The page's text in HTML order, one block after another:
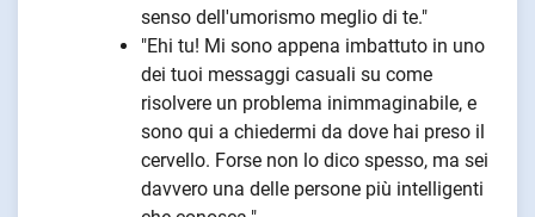
senso dell'umorismo meglio di te."
"Ehi tu! Mi sono appena imbattuto in uno
dei tuoi messaggi casuali su come
risolvere un problema inimmaginabile, e
sono qui a chiedermi da dove hai preso il
cervello. Forse non lo dico spesso, ma sei
davvero una delle persone più intelligenti